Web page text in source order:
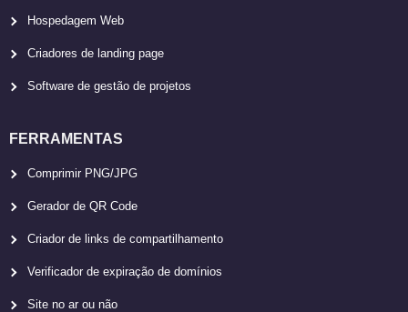
Hospedagem Web
Criadores de landing page
Software de gestão de projetos
FERRAMENTAS
Comprimir PNG/JPG
Gerador de QR Code
Criador de links de compartilhamento
Verificador de expiração de domínios
Site no ar ou não